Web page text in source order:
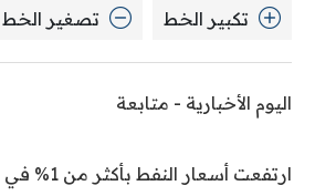
تكبير الخط تصغير الخط
اليوم الأخبارية - متابعة
ارتفعت أسعار